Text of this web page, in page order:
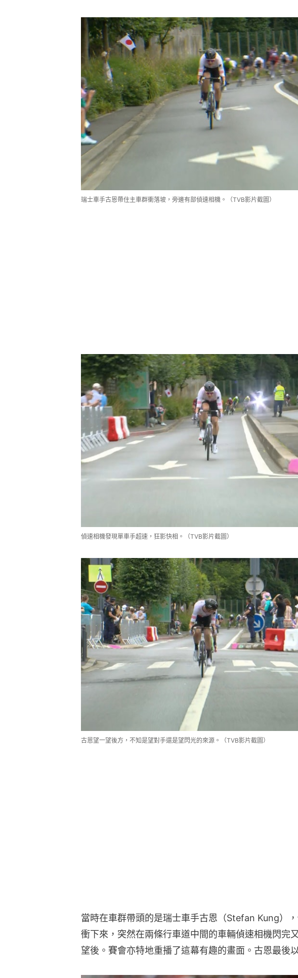
瑞士車手古恩帶住主車群衝落坡，旁邊有部偵速相機。（TVB影片截圖）
偵速相機發現單車手超速，狂影快相。（TVB影片截圖）
古恩望一望後方，不知是望對手還是望閃光的來源。（TVB影片截圖）
當時在車群帶頭的是瑞士車手古恩（Stefan Kung）
衝下來，突然在兩條行車道中間的車輛偵速相機閃完
望後。賽會亦特地重播了這幕有趣的畫面。古恩最後